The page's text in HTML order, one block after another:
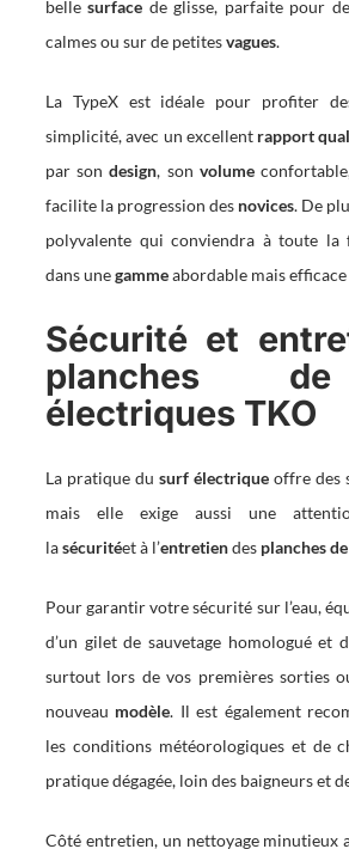
bellesurface de glisse, parfaite pour
calmes ou sur de petitesvagues.
La TypeX est idéale pour profiter
simplicité, avec un excellent rapport
par sondesign, son volume
facilite la progression des novices. De
polyvalente qui conviendra à toute la
dans unegammeabordable mais efficace
Sécurité et
planches
électriques TKO
La pratique du surf électrique offre des
mais elle exige aussi une
lasécuritéet à l’entretiendes planches
Pour garantir votre sécurité sur l’eau,
d’un gilet de sauvetage homologué et
surtout lors de vos premières sorties
nouveau modèle. Il est également
les conditions météorologiques et de
pratique dégagée, loin des baigneurs et
Côté entretien, un nettoyage minutieux